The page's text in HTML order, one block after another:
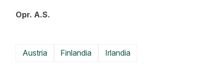
Opr. A.S.
Austria Finlandia Irlandia